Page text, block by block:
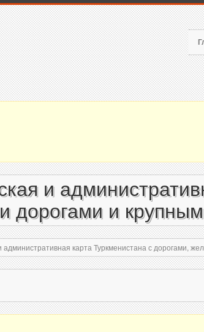
и
дорогами и
карта Туркменистана с дорогами,